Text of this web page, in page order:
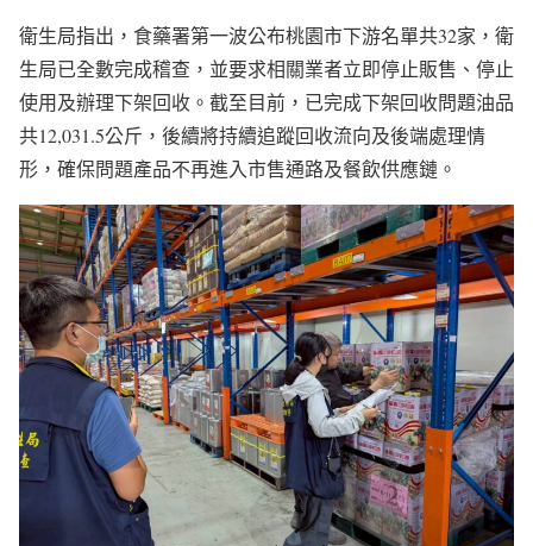
衛生局指出，食藥署第一波公布桃園市下游名單共32家，衛
生局已全數完成稽查，並要求相關業者立即停止販售、停止
使用及辦理下架回收。截至目前，已完成下架回收問題油品
共12,031.5公斤，後續將持續追蹤回收流向及後端處理情
形，確保問題產品不再進入市售通路及餐飲供應鏈。